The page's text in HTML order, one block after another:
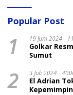
Popular Post
1 19 Juni 2024
Golkar
Sumut
2 3 Juli 2024
El Adrian